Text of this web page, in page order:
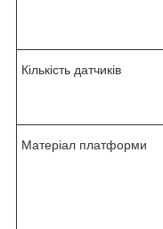
Кількість датчиків
Матеріал платформи